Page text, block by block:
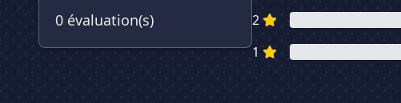
0 évaluation(s) 2
1